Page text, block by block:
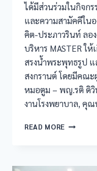
ได้มีส่วนร่วมในกิจก
และความสามัคคีใน
คิต-ประภาวรินท์ ลอ
บริหาร MASTER ใ
สรงน้ำพระพุทธรูป แ
สงกรานต์ โดยมีคณะ
หมอตูม – พญ.รติ ดิวิ
งานโรงพยาบาล, คุ
READ MORE